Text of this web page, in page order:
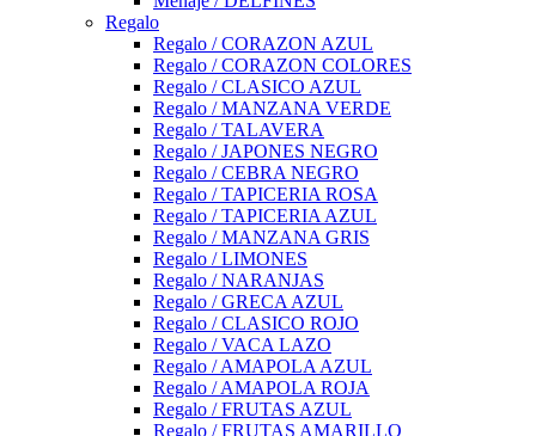
Regalo
Regalo / CORAZON AZUL
Regalo / CORAZON COLORES
Regalo / CLASICO AZUL
Regalo / MANZANA VERDE
Regalo / TALAVERA
Regalo / JAPONES NEGRO
Regalo / CEBRA NEGRO
Regalo / TAPICERIA ROSA
Regalo / TAPICERIA AZUL
Regalo / MANZANA GRIS
Regalo / LIMONES
Regalo / NARANJAS
Regalo / GRECA AZUL
Regalo / CLASICO ROJO
Regalo / VACA LAZO
Regalo / AMAPOLA AZUL
Regalo / AMAPOLA ROJA
Regalo / FRUTAS AZUL
Regalo / FRUTAS AMARILLO